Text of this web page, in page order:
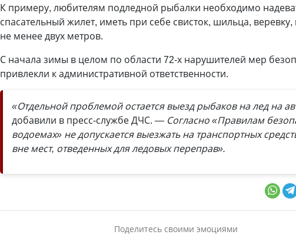
К примеру, любителям подледной рыбалки необходимо
спасательный жилет, иметь при себе свисток, шильца, веревку,
не менее двух метров.
С начала зимы в целом по области 72-х нарушителей мер
привлекли к административной ответственности.
«Отдельной проблемой остается выезд рыбаков на лед на
добавили в пресс-службе ДЧС. — Согласно «Правилам
водоемах» не допускается выезжать на транспортных
вне мест, отведенных для ледовых переправ».
Поделитесь своими эмоциями